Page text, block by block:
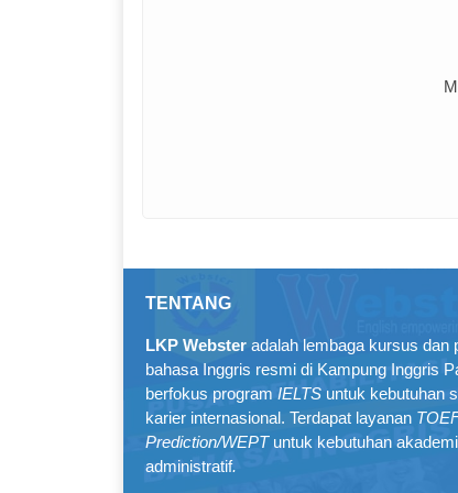
TENTANG
LKP Webster adalah lembaga kursus dan
bahasa Inggris resmi di Kampung Inggris
berfokus program IELTS untuk kebutuhan
karier internasional. Terdapat layanan
Prediction/WEPTuntuk kebutuhan
administratif.